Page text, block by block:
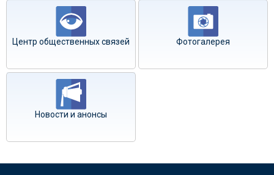
Центр общественных связей Фотогалерея
Новости и анонсы